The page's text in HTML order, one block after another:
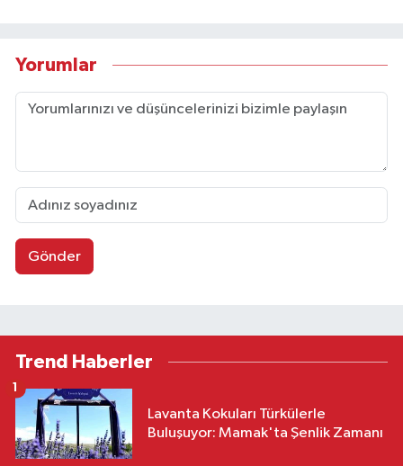
Yorumlar
Gönder
Trend Haberler
Lavanta Kokuları Türkülerle
Buluşuyor: Mamak'ta Şenlik Zamanı
1